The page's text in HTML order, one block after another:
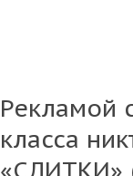
Рекламой
класса
«СЛИТКИ»